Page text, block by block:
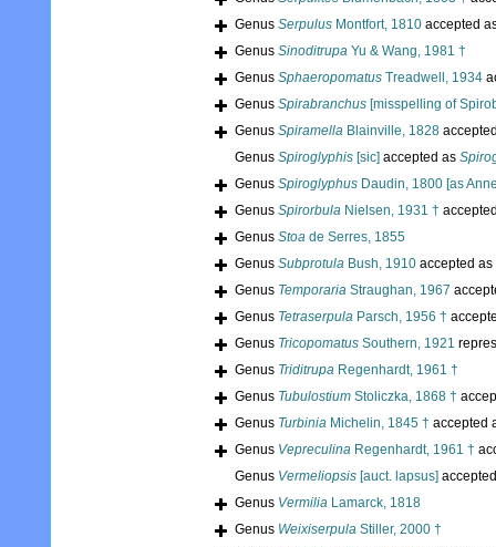
Genus Serpulus Montfort, 1810 accepted
Genus Sinoditrupa Yu & Wang, 1981 †
Genus Sphaeropomatus Treadwell, 1934
Genus Spirabranchus [misspelling of
Genus Spiramella Blainville, 1828
Genus Spiroglyphis [sic] accepted as
Genus Spiroglyphus Daudin, 1800 [as
Genus Spirorbula Nielsen, 1931 †
Genus Stoa de Serres, 1855
Genus Subprotula Bush, 1910 accepted as
Genus Temporaria Straughan, 1967
Genus Tetraserpula Parsch, 1956 †
Genus Tricopomatus Southern, 1921
Genus Triditrupa Regenhardt, 1961 †
Genus Tubulostium Stoliczka, 1868 †
Genus Turbinia Michelin, 1845 † accepted
Genus Vepreculina Regenhardt, 1961 †
Genus Vermeliopsis [auct. lapsus]
Genus Vermilia Lamarck, 1818
Genus Weixiserpula Stiller, 2000 †